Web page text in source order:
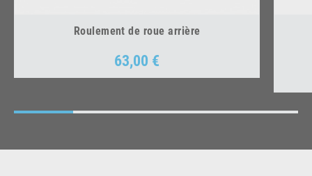
Roulement de roue arrière
Prix
63,00 €